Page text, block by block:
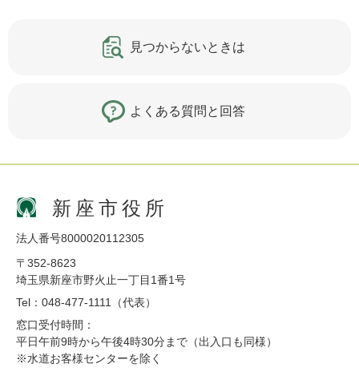
見つからないときは
よくある質問と回答
新座市役所
法人番号8000020112305
〒352-8623
埼玉県新座市野火止一丁目1番1号
Tel：048-477-1111（代表）
窓口受付時間：
平日午前9時から午後4時30分まで（出入口も同様）
※水道お客様センターを除く